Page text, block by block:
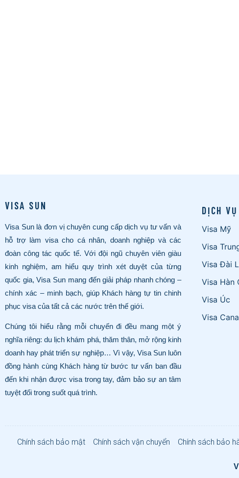
VISA SUN
Visa Sun là đơn vị chuyên cung cấp dịch vụ tư vấn và
hỗ trợ làm visa cho cá nhân, doanh nghiệp và các
đoàn công tác quốc tế. Với đội ngũ chuyên viên giàu
kinh nghiệm, am hiểu quy trình xét duyệt của từng
quốc gia, Visa Sun mang đến giải pháp nhanh chóng –
chính xác – minh bạch, giúp Khách hàng tự tin chinh
phục visa của tất cả các nước trên thế giới.
Chúng tôi hiểu rằng mỗi chuyến đi đều mang một ý
nghĩa riêng: du lịch khám phá, thăm thân, mở rộng kinh
doanh hay phát triển sự nghiệp… Vì vậy, Visa Sun luôn
đồng hành cùng Khách hàng từ bước tư vấn ban đầu
đến khi nhận được visa trong tay, đảm bảo sự an tâm
tuyệt đối trong suốt quá trình.
DỊCH
Visa Mỹ
Visa
Visa Đài
Visa Hàn
Visa Úc
Visa
Chính sách bảo mật Chính sách vận chuyển Chính sách bảo